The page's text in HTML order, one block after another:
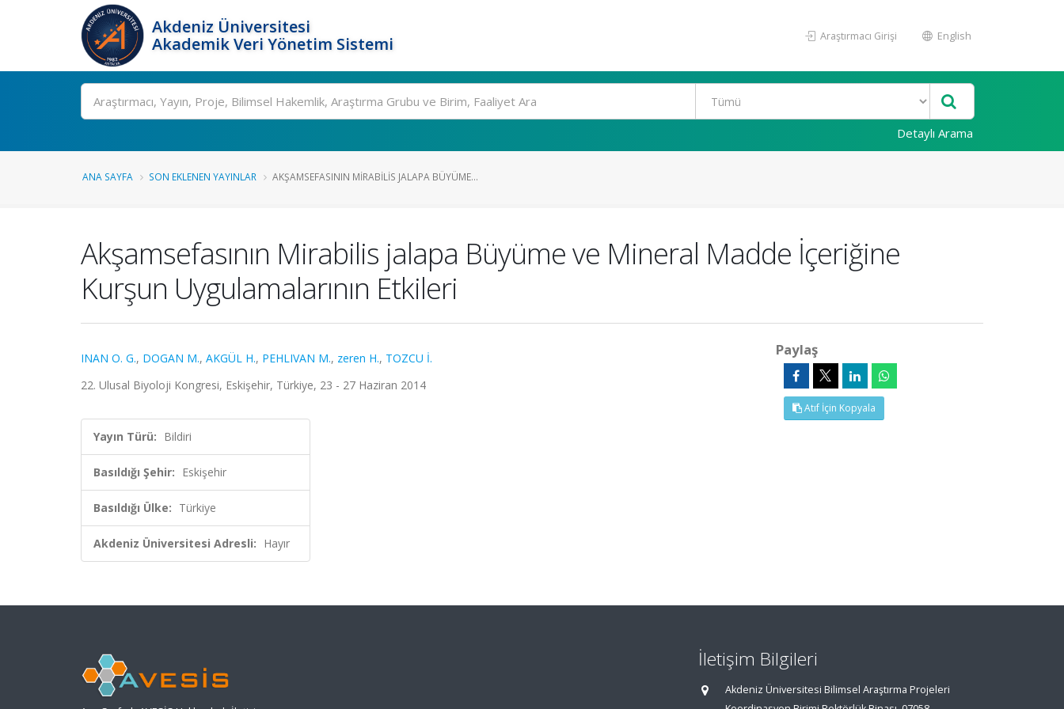
Akdeniz Üniversitesi
Akademik Veri Yönetim Sistemi
Araştırmacı Girişi English
Ara
Detaylı Arama
ANA SAYFA SON EKLENEN YAYINLAR AKŞAMSEFASININ MIRABILIS JALAPA BÜYÜME...
Akşamsefasının Mirabilis jalapa Büyüme ve Mineral Madde İçeriğine
Kurşun Uygulamalarının Etkileri
INAN O. G., DOGAN M., AKGÜL H., PEHLIVAN M., zeren H., TOZCU İ.
22. Ulusal Biyoloji Kongresi, Eskişehir, Türkiye, 23 - 27 Haziran 2014
Yayın Türü: Bildiri
Basıldığı Şehir: Eskişehir
Basıldığı Ülke: Türkiye
Akdeniz Üniversitesi Adresli: Hayır
Paylaş
Atıf İçin Kopyala
İletişim Bilgileri
Akdeniz Üniversitesi Bilimsel Araştırma Projeleri